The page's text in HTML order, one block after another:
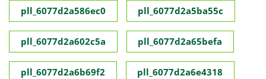
pll_6077d2a586ec0 pll_6077d2a5ba55c
pll_6077d2a602c5a pll_6077d2a65befa
pll_6077d2a6b69f2 pll_6077d2a6e4318